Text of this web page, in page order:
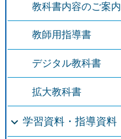
教科書内容のご案内
教師用指導書
デジタル教科書
拡大教科書
学習資料・指導資料